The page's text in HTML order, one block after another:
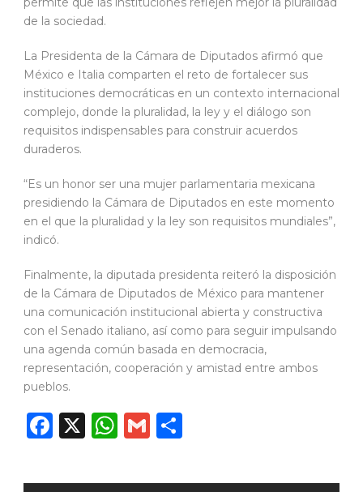
de la sociedad.
La Presidenta de la Cámara de Diputados afirmó que
México e Italia comparten el reto de fortalecer sus
instituciones democráticas en un contexto internacional
complejo, donde la pluralidad, la ley y el diálogo son
requisitos indispensables para construir acuerdos
duraderos.
“Es un honor ser una mujer parlamentaria mexicana
presidiendo la Cámara de Diputados en este momento
en el que la pluralidad y la ley son requisitos mundiales”,
indicó.
Finalmente, la diputada presidenta reiteró la disposición
de la Cámara de Diputados de México para mantener
una comunicación institucional abierta y constructiva
con el Senado italiano, así como para seguir impulsando
una agenda común basada en democracia,
representación, cooperación y amistad entre ambos
pueblos.
Facebook
X WhatsApp
Gmail